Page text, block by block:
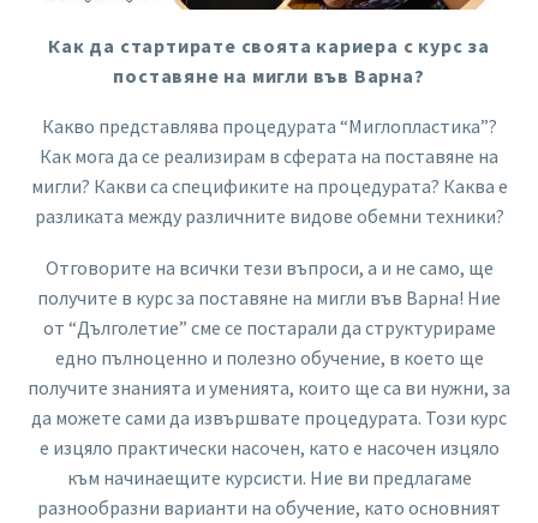
Как да стартирате своята кариера с курс за
поставяне на мигли във Варна?
Какво представлява процедурата “Миглопластика”?
Как мога да се реализирам в сферата на поставяне на
мигли? Какви са спецификите на процедурата? Каква е
разликата между различните видове обемни техники?
Отговорите на всички тези въпроси, а и не само, ще
получите в курс за поставяне на мигли във Варна! Ние
от “Дълголетие” сме се постарали да структурираме
едно пълноценно и полезно обучение, в което ще
получите знанията и уменията, които ще са ви нужни, за
да можете сами да извършвате процедурата. Този курс
е изцяло практически насочен, като е насочен изцяло
към начинаещите курсисти. Ние ви предлагаме
разнообразни варианти на обучение, като основният